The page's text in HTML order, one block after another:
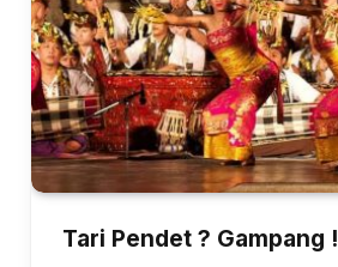
Tari Pendet ? Gampang !